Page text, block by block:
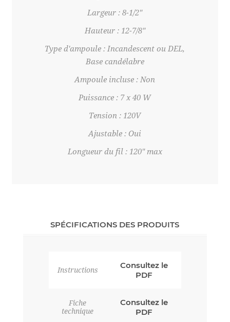
Largeur : 8-1/2"
Hauteur : 12-7/8"
Type d'ampoule : Incandescent ou DEL,
Base candélabre
Ampoule incluse : Non
Puissance : 7 x 40 W
Tension : 120V
Ajustable : Oui
Longueur du fil : 120" max
SPÉCIFICATIONS DES PRODUITS
Instructions
Consultez le
PDF
Fiche
technique
Consultez le
PDF